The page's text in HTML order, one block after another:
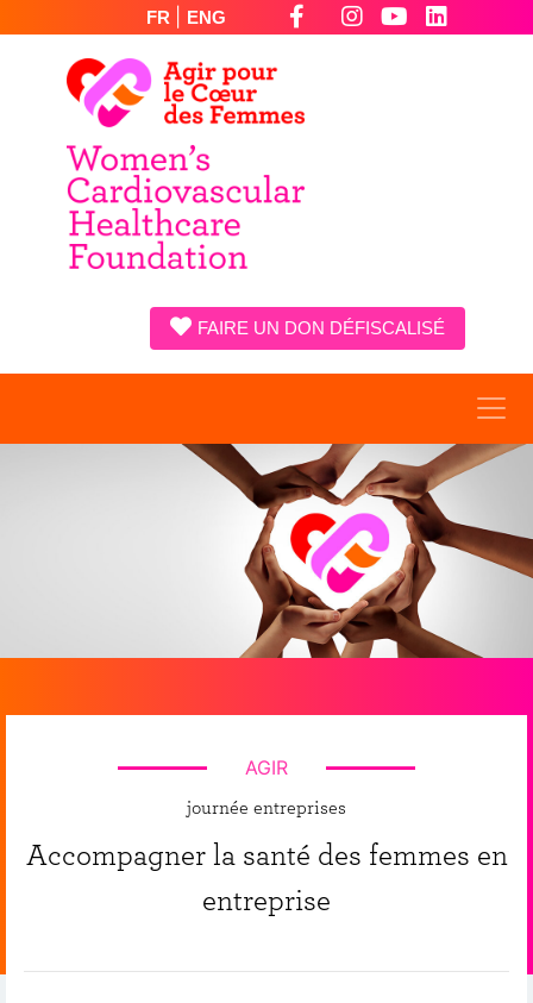
FR ENG
FAIRE UN DON DÉFISCALISÉ
AGIR
journée entreprises
Accompagner la santé des femmes en
entreprise